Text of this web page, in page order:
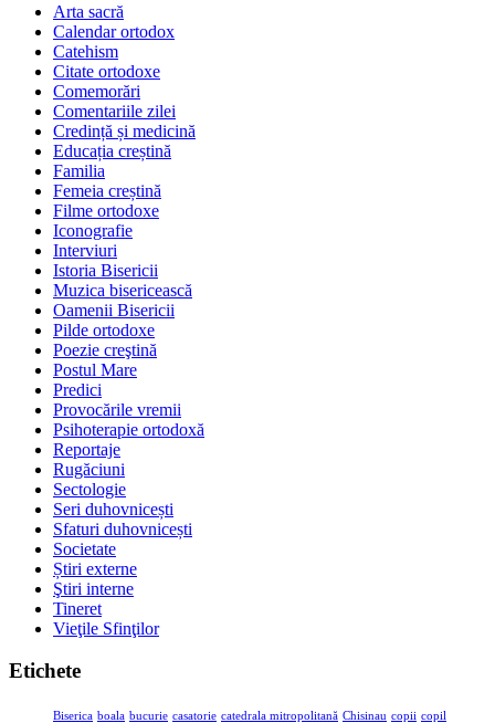
Arta sacră
Calendar ortodox
Catehism
Citate ortodoxe
Comemorări
Comentariile zilei
Credință și medicină
Educația creștină
Familia
Femeia creștină
Filme ortodoxe
Iconografie
Interviuri
Istoria Bisericii
Muzica bisericească
Oamenii Bisericii
Pilde ortodoxe
Poezie creştină
Postul Mare
Predici
Provocările vremii
Psihoterapie ortodoxă
Reportaje
Rugăciuni
Sectologie
Seri duhovnicești
Sfaturi duhovnicești
Societate
Știri externe
Ştiri interne
Tineret
Vieţile Sfinţilor
Etichete
Biserica boala bucurie casatorie catedrala mitropolitană Chisinau copii copil